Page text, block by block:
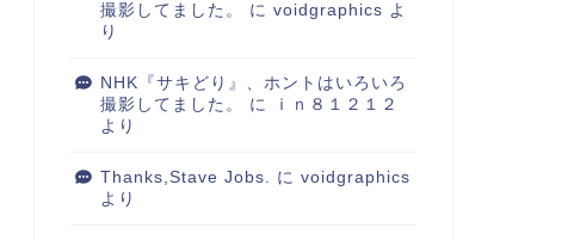
撮影してました。
に voidgraphics よ
り
NHK『サキどり』、ホントはいろいろ
撮影してました。
に
ｉｎ８１２１２
より
Thanks,Stave Jobs. に voidgraphics
より